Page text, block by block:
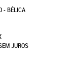
- BÉLICA
JUROS